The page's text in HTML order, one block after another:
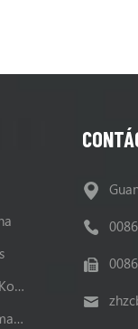
Rodamiento De Excavadora De Komatsu
Rodamiento De Rodillos De Komatsu